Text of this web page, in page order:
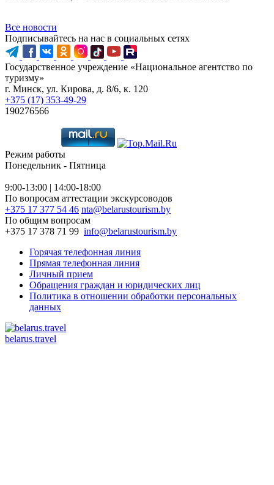
Все новости
Подписывайтесь на нас в социальных сетях
Государственное учреждение «Национальное агентство по
туризму»
г. Минск, ул. Кирова, д. 8/6, к. 120
+375 (17) 353-49-29
190276566
Режим работы
Понедельник - Пятница
9:00-13:00 | 14:00-18:00
По вопросам аттестации экскурсоводов
+375 17 377 54 46 nta@belarustourism.by
По общим вопросам
+375 17 378 71 99 info@belarustourism.by
Горячая телефонная линия
Прямая телефонная линия
Личный прием
Обращения граждан и юридических лиц
Политика в отношении обработки персональных
данных
belarus.travel